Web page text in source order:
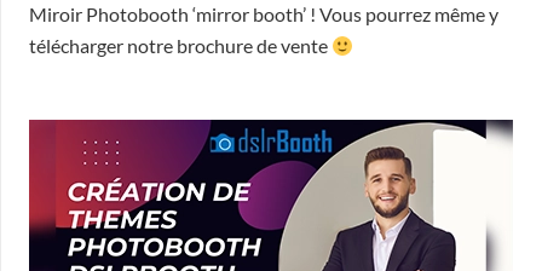
Miroir Photobooth ‘mirror booth’ ! Vous pourrez même y
télécharger notre brochure de vente